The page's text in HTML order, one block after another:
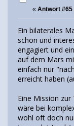
« Antwort #65
Ein bilaterales
schön und
engagiert und
auf dem Mars
einfach nur
erreicht haben
Eine Mission
wäre bei
wohl oft doch